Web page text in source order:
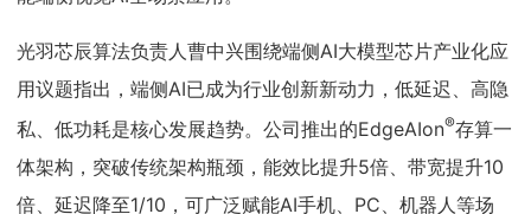
光羽芯辰算法负责人曹中兴围绕端侧AI大模型芯片产业化应
用议题指出，端侧AI已成为行业创新新动力，低延迟、高隐
私、低功耗是核心发展趋势。公司推出的EdgeAIon®存算一
体架构，突破传统架构瓶颈，能效比提升5倍、带宽提升10
倍、延迟降至1/10，可广泛赋能AI手机、PC、机器人等场